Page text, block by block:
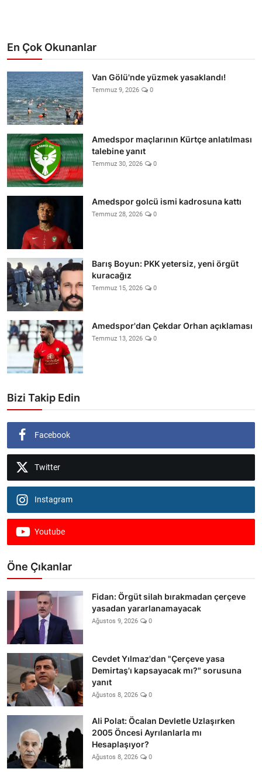
En Çok Okunanlar
Van Gölü'nde yüzmek yasaklandı!
Temmuz 9, 2026 0
Amedspor maçlarının Kürtçe anlatılması
talebine yanıt
Temmuz 30, 2026 0
Amedspor golcü ismi kadrosuna kattı
Temmuz 28, 2026 0
Barış Boyun: PKK yetersiz, yeni örgüt
kuracağız
Temmuz 15, 2026 0
Amedspor'dan Çekdar Orhan açıklaması
Temmuz 13, 2026 0
Bizi Takip Edin
Facebook
Twitter
Instagram
Youtube
Öne Çıkanlar
Fidan: Örgüt silah bırakmadan çerçeve
yasadan yararlanamayacak
Ağustos 9, 2026 0
Cevdet Yılmaz'dan "Çerçeve yasa
Demirtaş'ı kapsayacak mı?" sorusuna
yanıt
Ağustos 8, 2026 0
Ali Polat: Öcalan Devletle Uzlaşırken
2005 Öncesi Ayrılanlarla mı
Hesaplaşıyor?
Ağustos 8, 2026 0